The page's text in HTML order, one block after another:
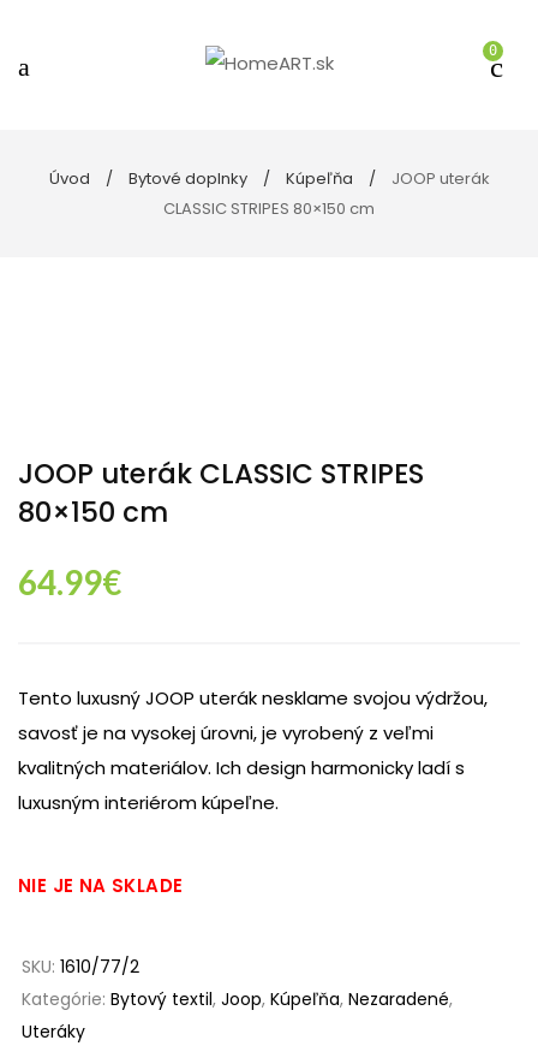
0
Úvod Bytové doplnky Kúpeľňa
JOOP uterák
CLASSIC STRIPES 80×150 cm
JOOP uterák CLASSIC STRIPES
80×150 cm
64.99€
Tento luxusný JOOP uterák nesklame svojou výdržou,
savosť je na vysokej úrovni, je vyrobený z veľmi
kvalitných materiálov. Ich design harmonicky ladí s
luxusným interiérom kúpeľne.
NIE JE NA SKLADE
SKU: 1610/77/2
Kategórie: Bytový textil, Joop, Kúpeľňa, Nezaradené,
Uteráky